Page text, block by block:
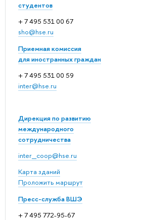
студентов
+ 7 495 531 00 67
sho@hse.ru
Приемная комиссия
для иностранных граждан
+ 7 495 531 00 59
inter@hse.ru
Дирекция по развитию
международного
сотрудничества
inter_coop@hse.ru
Карта зданий
Проложить маршрут
Пресс-служба ВШЭ
+ 7 495 772-95-67